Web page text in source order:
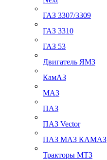
ГАЗ 3307/3309
ГАЗ 3310
ГАЗ 53
Двигатель ЯМЗ
КамАЗ
МАЗ
ПАЗ
ПАЗ Vector
ПАЗ МАЗ КАМАЗ
Тракторы МТЗ